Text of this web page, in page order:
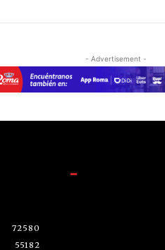
- Advertisement -
72580
55182
-